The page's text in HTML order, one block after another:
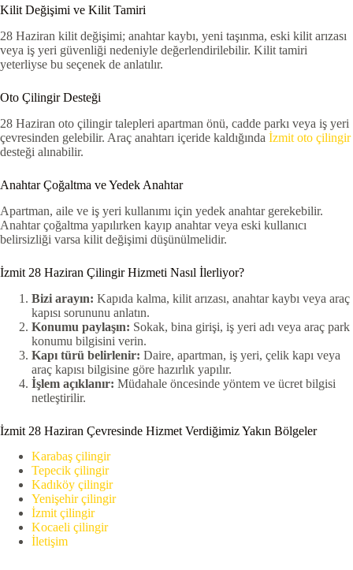
Kilit Değişimi ve Kilit Tamiri
28 Haziran kilit değişimi; anahtar kaybı, yeni taşınma, eski kilit arızası
veya iş yeri güvenliği nedeniyle değerlendirilebilir. Kilit tamiri
yeterliyse bu seçenek de anlatılır.
Oto Çilingir Desteği
28 Haziran oto çilingir talepleri apartman önü, cadde parkı veya iş yeri
çevresinden gelebilir. Araç anahtarı içeride kaldığında İzmit oto çilingir
desteği alınabilir.
Anahtar Çoğaltma ve Yedek Anahtar
Apartman, aile ve iş yeri kullanımı için yedek anahtar gerekebilir.
Anahtar çoğaltma yapılırken kayıp anahtar veya eski kullanıcı
belirsizliği varsa kilit değişimi düşünülmelidir.
İzmit 28 Haziran Çilingir Hizmeti Nasıl İlerliyor?
Bizi arayın: Kapıda kalma, kilit arızası, anahtar kaybı veya araç
kapısı sorununu anlatın.
Konumu paylaşın: Sokak, bina girişi, iş yeri adı veya araç park
konumu bilgisini verin.
Kapı türü belirlenir: Daire, apartman, iş yeri, çelik kapı veya
araç kapısı bilgisine göre hazırlık yapılır.
İşlem açıklanır: Müdahale öncesinde yöntem ve ücret bilgisi
netleştirilir.
İzmit 28 Haziran Çevresinde Hizmet Verdiğimiz Yakın Bölgeler
Karabaş çilingir
Tepecik çilingir
Kadıköy çilingir
Yenişehir çilingir
İzmit çilingir
Kocaeli çilingir
İletişim